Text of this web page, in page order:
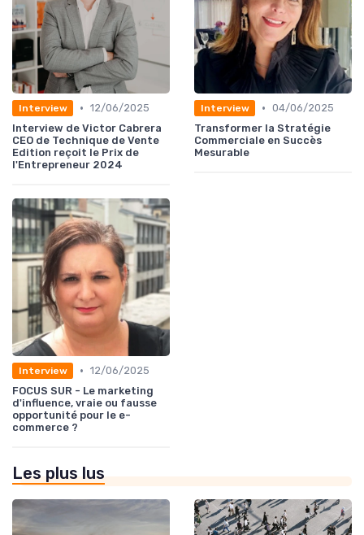
Interview • 12/06/2025
Interview de Victor Cabrera
CEO de Technique de Vente
Edition reçoit le Prix de
l'Entrepreneur 2024
Interview • 04/06/2025
Transformer la Stratégie
Commerciale en Succès
Mesurable
Interview • 12/06/2025
FOCUS SUR - Le marketing
d'influence, vraie ou fausse
opportunité pour le e-
commerce ?
Les plus lus